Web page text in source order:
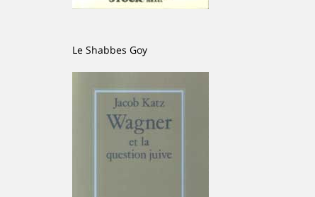
Le Shabbes Goy